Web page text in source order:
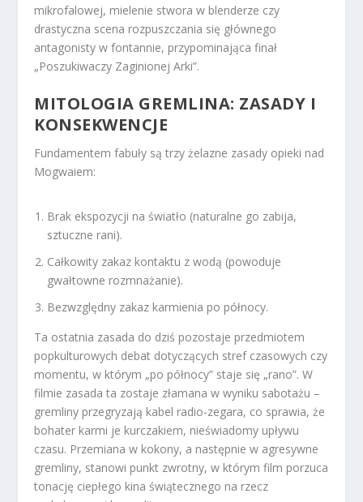
mikrofalowej, mielenie stwora w blenderze czy
drastyczna scena rozpuszczania się głównego
antagonisty w fontannie, przypominająca finał
„Poszukiwaczy Zaginionej Arki”.
MITOLOGIA GREMLINA: ZASADY I
KONSEKWENCJE
Fundamentem fabuły są trzy żelazne zasady opieki nad
Mogwaiem:
Brak ekspozycji na światło (naturalne go zabija,
sztuczne rani).
Całkowity zakaz kontaktu z wodą (powoduje
gwałtowne rozmnażanie).
Bezwzględny zakaz karmienia po północy.
Ta ostatnia zasada do dziś pozostaje przedmiotem
popkulturowych debat dotyczących stref czasowych czy
momentu, w którym „po północy” staje się „rano”. W
filmie zasada ta zostaje złamana w wyniku sabotażu –
gremliny przegryzają kabel radio-zegara, co sprawia, że
bohater karmi je kurczakiem, nieświadomy upływu
czasu. Przemiana w kokony, a następnie w agresywne
gremliny, stanowi punkt zwrotny, w którym film porzuca
tonację ciepłego kina świątecznego na rzecz